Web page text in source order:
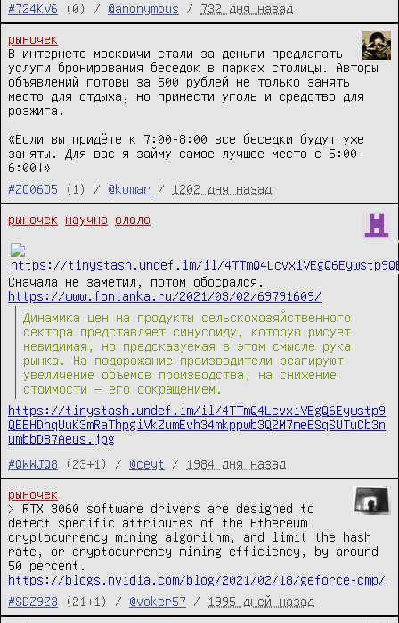
#724KV6
(0) / @anonymous / 732 дня назад
рыночек
В интернете москвичи стали за деньги предлагать
услуги бронирования беседок в парках столицы. Авторы
объявлений готовы за 500 рублей не только занять
место для отдыха, но принести уголь и средство для
розжига.
«Если вы придёте к 7:00-8:00 все беседки будут уже
заняты. Для вас я займу самое лучшее место с 5:00-
6:00!»
#ZO06O5
(1) / @komar / 1202 дня назад
рыночек научно ололо
Сначала не заметил, потом обосрался.
https://www.fontanka.ru/2021/03/02/69791609/
Динамика цен на продукты сельскохозяйственного
сектора представляет синусоиду, которую рисует
невидимая, но предсказуемая в этом смысле рука
рынка. На подорожание производители реагируют
увеличение объемов производства, на снижение
стоимости — его сокращением.
https://tinystash.undef.im/il/4TTmQ4LcvxiVEgQ6Eywstp9
QEEHDhqUuK3mRaThpgiVkZumEvh34mkppwb3Q2M7meBSqSUTuCb3n
umbbDB7Aeus.jpg
#QWWJQ8
(23+1) / @ceyt / 1984 дня назад
рыночек
> RTX 3060 software drivers are designed to
detect specific attributes of the Ethereum
cryptocurrency mining algorithm, and limit the hash
rate, or cryptocurrency mining efficiency, by around
https://blogs.nvidia.com/blog/2021/02/18/geforce-cmp/
#SDZ9Z3
(21+1) / @voker57 / 1995 дней назад